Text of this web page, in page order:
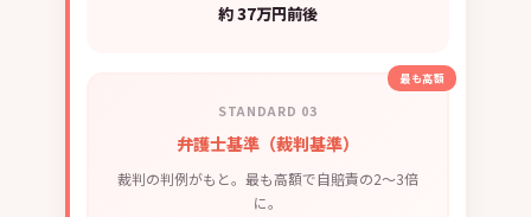
約 37万円前後
最も高額
STANDARD 03
弁護士基準（裁判基準）
裁判の判例がもと。最も高額で自賠責の2〜3倍
に。